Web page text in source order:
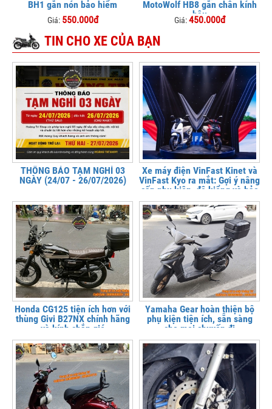
BH1 gắn nón bảo hiểm
Giá: 550.000đ
MotoWolf HB8 gắn chân kính
hậu
Giá:450.000đ
TIN CHO XE CỦA BẠN
THÔNG BÁO TẠM NGHỈ 03
NGÀY (24/07 - 26/07/2026)
Xe máy điện VinFast Kinet và
VinFast Kyo ra mắt: Gợi ý nâng
cấp phụ kiện, độ kiểng và bảo
vệ xe tại
Honda CG125 tiện ích hơn với
thùng Givi B27NX chính hãng
và kính chắn gió
Yamaha Gear hoàn thiện bộ
phụ kiện tiện ích, sẵn sàng
cho mọi chuyến đi